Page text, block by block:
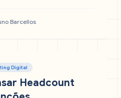
Barcellos
Digital
Headcount